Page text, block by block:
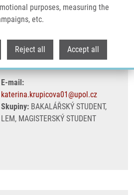
purposes, measuring the
etc.
Reject all Accept all
E-mail:
katerina.krupicova01@upol.cz
Skupiny:BAKALÁŘSKÝ STUDENT,
LEM, MAGISTERSKÝ STUDENT